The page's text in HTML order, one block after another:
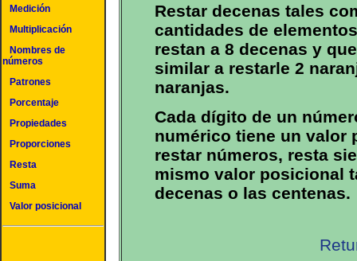
Medición
Multiplicación
Nombres de
números
Patrones
Porcentaje
Propiedades
Proporciones
Resta
Suma
Valor posicional
Restar decenas tales
cantidades de
restan a 8 decenas y
similar a restarle 2
naranjas.
Cada dígito de un
numérico tiene un valor
restar números, resta
mismo valor posicional
decenas o las centenas.